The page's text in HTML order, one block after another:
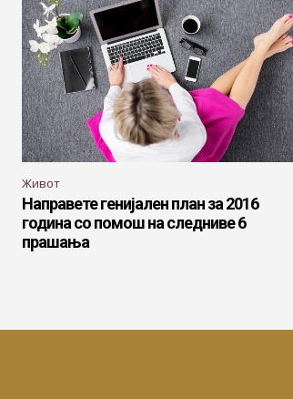
Живот
Направете генијален план за 2016
година со помош на следниве 6
прашања